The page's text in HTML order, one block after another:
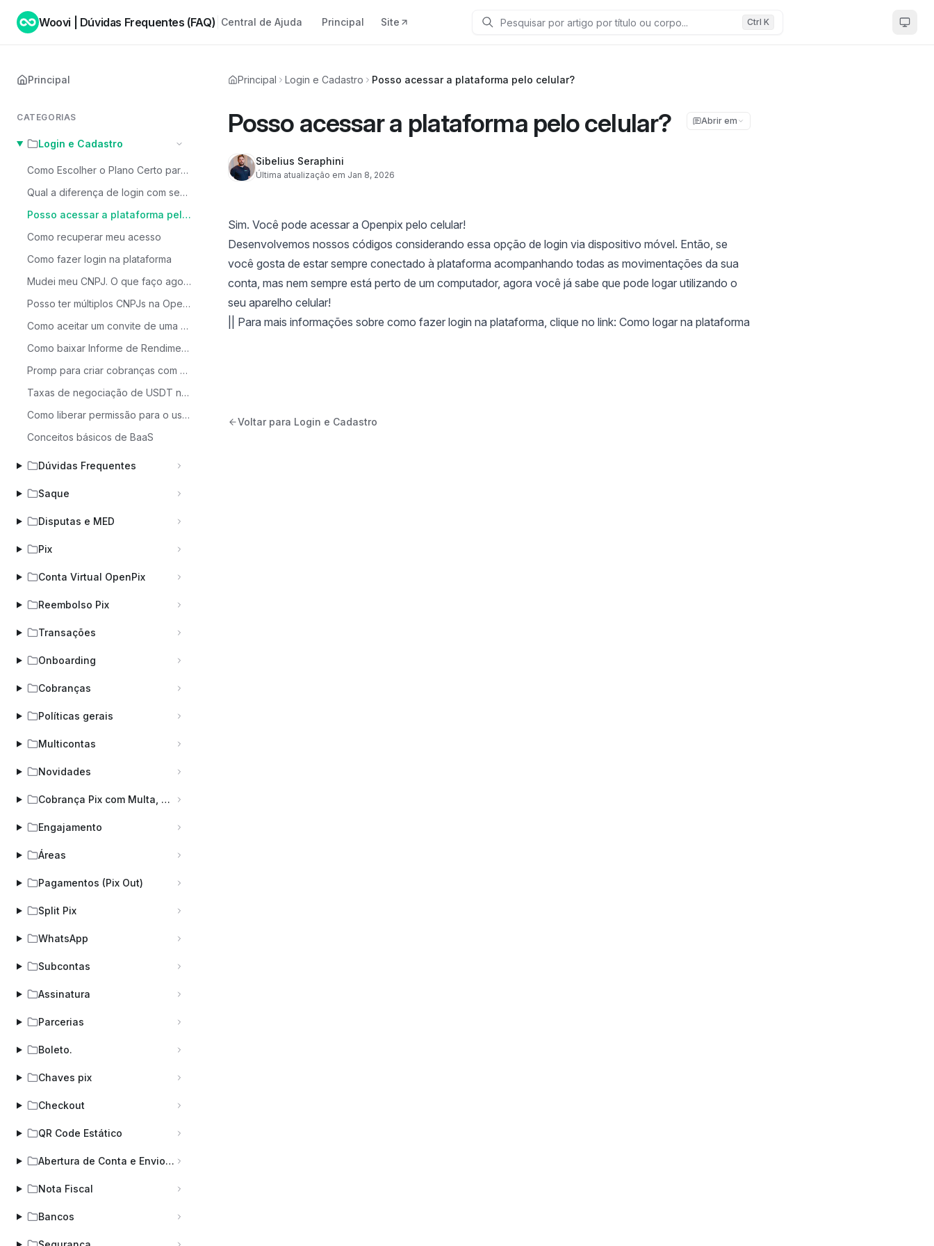
Woovi | Dúvidas Frequentes (FAQ) Central de Ajuda Principal Site Ctrl K
Principal
CATEGORIAS
Login e Cadastro
Como Escolher o Plano Certo para Minha Conta (Percentual vs Fixo)?
Qual a diferença de login com senha, login via Google ou login por link mágico?
Posso acessar a plataforma pelo celular?
Como recuperar meu acesso
Como fazer login na plataforma
Mudei meu CNPJ. O que faço agora?
Posso ter múltiplos CNPJs na OpenPix?
Como aceitar um convite de uma empresa
Como baixar Informe de Rendimento?
Promp para criar cobranças com split para subcontas (IA/Lovable)
Taxas de negociação de USDT na Woovi
Como liberar permissão para o usuário
Conceitos básicos de BaaS
Dúvidas Frequentes
Saque
Disputas e MED
Pix
Conta Virtual OpenPix
Reembolso Pix
Transações
Onboarding
Cobranças
Políticas gerais
Multicontas
Novidades
Cobrança Pix com Multa, Juros e Desconto (COBV)
Engajamento
Áreas
Pagamentos (Pix Out)
Split Pix
WhatsApp
Subcontas
Assinatura
Parcerias
Boleto.
Chaves pix
Checkout
QR Code Estático
Abertura de Conta e Envio de Documentos: Prazos, Regras e Checklist
Nota Fiscal
Bancos
Principal Login e Cadastro Posso acessar a plataforma pelo celular?
Posso acessar a plataforma pelo celular? Abrir em
Sibelius Seraphini
Última atualização em Jan 8, 2026
Sim. Você pode acessar a Openpix pelo celular!
Desenvolvemos nossos códigos considerando essa opção de login via dispositivo móvel. Então, se
você gosta de estar sempre conectado à plataforma acompanhando todas as movimentações da sua
conta, mas nem sempre está perto de um computador, agora você já sabe que pode logar utilizando o
seu aparelho celular!
|| Para mais informações sobre como fazer login na plataforma, clique no link: Como logar na plataforma
Voltar para Login e Cadastro